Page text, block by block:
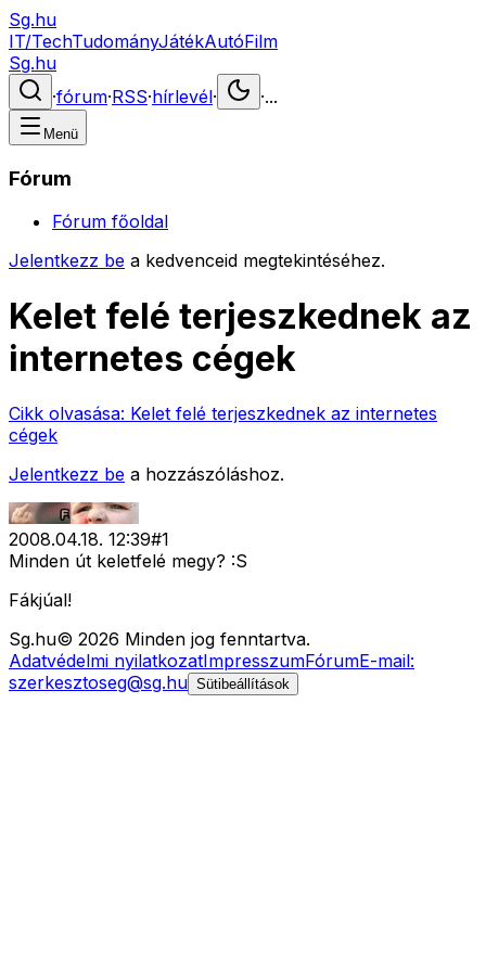
Sg.hu
IT/TechTudományJátékAutóFilm
Sg.hu
·fórum·RSS·hírlevél· ·...
Menü
Fórum
Fórum főoldal
Jelentkezz be a kedvenceid megtekintéséhez.
Kelet felé terjeszkednek az
internetes cégek
Cikk olvasása: Kelet felé terjeszkednek az internetes
cégek
Jelentkezz be a hozzászóláshoz.
2008.04.18. 12:39#1
Minden út keletfelé megy? :S
Fákjúal!
Sg.hu© 2026 Minden jog fenntartva.
Adatvédelmi nyilatkozatImpresszumFórumE-mail:
szerkesztoseg@sg.hu Sütibeállítások